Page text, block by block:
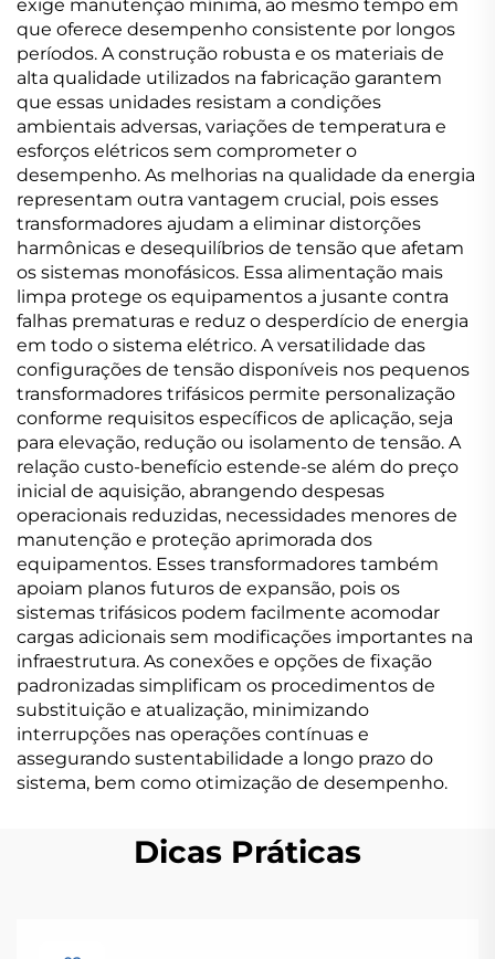
exige manutenção mínima, ao mesmo tempo em
que oferece desempenho consistente por longos
períodos. A construção robusta e os materiais de
alta qualidade utilizados na fabricação garantem
que essas unidades resistam a condições
ambientais adversas, variações de temperatura e
esforços elétricos sem comprometer o
desempenho. As melhorias na qualidade da energia
representam outra vantagem crucial, pois esses
transformadores ajudam a eliminar distorções
harmônicas e desequilíbrios de tensão que afetam
os sistemas monofásicos. Essa alimentação mais
limpa protege os equipamentos a jusante contra
falhas prematuras e reduz o desperdício de energia
em todo o sistema elétrico. A versatilidade das
configurações de tensão disponíveis nos pequenos
transformadores trifásicos permite personalização
conforme requisitos específicos de aplicação, seja
para elevação, redução ou isolamento de tensão. A
relação custo-benefício estende-se além do preço
inicial de aquisição, abrangendo despesas
operacionais reduzidas, necessidades menores de
manutenção e proteção aprimorada dos
equipamentos. Esses transformadores também
apoiam planos futuros de expansão, pois os
sistemas trifásicos podem facilmente acomodar
cargas adicionais sem modificações importantes na
infraestrutura. As conexões e opções de fixação
padronizadas simplificam os procedimentos de
substituição e atualização, minimizando
interrupções nas operações contínuas e
assegurando sustentabilidade a longo prazo do
sistema, bem como otimização de desempenho.
Dicas Práticas